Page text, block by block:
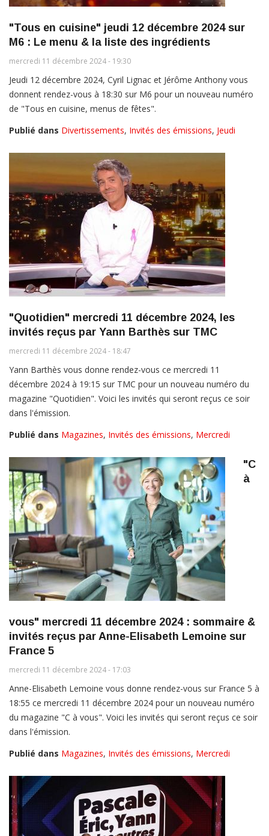
"Tous en cuisine" jeudi 12 décembre 2024 sur
M6 : Le menu & la liste des ingrédients
mercredi 11 décembre 2024 - 19:30
Jeudi 12 décembre 2024, Cyril Lignac et Jérôme Anthony vous
donnent rendez-vous à 18:30 sur M6 pour un nouveau numéro
de "Tous en cuisine, menus de fêtes".
Publié dans Divertissements, Invités des émissions, Jeudi
"Quotidien" mercredi 11 décembre 2024, les
invités reçus par Yann Barthès sur TMC
mercredi 11 décembre 2024 - 18:47
Yann Barthès vous donne rendez-vous ce mercredi 11
décembre 2024 à 19:15 sur TMC pour un nouveau numéro du
magazine "Quotidien". Voici les invités qui seront reçus ce soir
dans l'émission.
Publié dans Magazines, Invités des émissions, Mercredi
"C
à
vous" mercredi 11 décembre 2024 : sommaire &
invités reçus par Anne-Elisabeth Lemoine sur
France 5
mercredi 11 décembre 2024 - 17:03
Anne-Elisabeth Lemoine vous donne rendez-vous sur France 5 à
18:55 ce mercredi 11 décembre 2024 pour un nouveau numéro
du magazine "C à vous". Voici les invités qui seront reçus ce soir
dans l'émission.
Publié dans Magazines, Invités des émissions, Mercredi